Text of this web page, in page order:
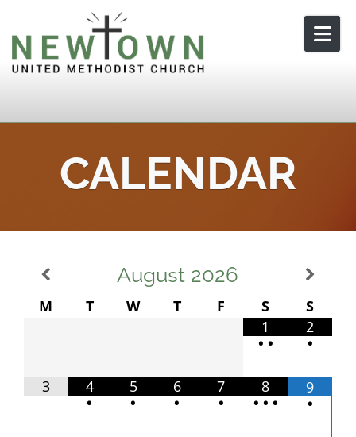
Skip to content
CALENDAR
August 2026
M T W T F S
S
1
• •
2
•
3
4
•
5
•
6
•
7
•
8
• • •
9
•